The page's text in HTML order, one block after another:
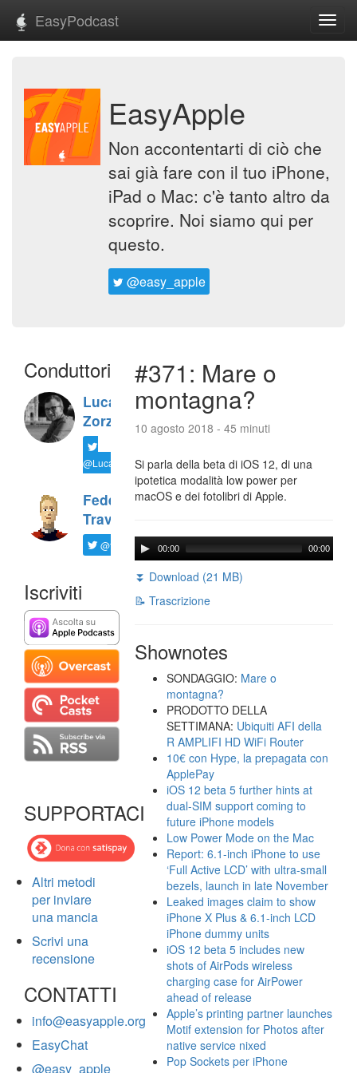
EasyPodcast
EasyApple
Non accontentarti di ciò che
sai già fare con il tuo iPhone,
iPad o Mac: c'è tanto altro da
scoprire. Noi siamo qui per
questo.
@easy_apple
Conduttori
Luca
Zorzi
@LucaTNT
Federico
Travaini
@ftrava
Iscriviti
SUPPORTACI
Altri metodi
per inviare
una mancia
Scrivi una
recensione
CONTATTI
info@easyapple.org
EasyChat
@easy_apple
#371: Mare o
montagna?
10 agosto 2018 - 45 minuti
Si parla della beta di iOS 12, di una
ipotetica modalità low power per
macOS e dei fotolibri di Apple.
00:00 00:00
⏬ Download (21 MB)
📝 Trascrizione
Shownotes
SONDAGGIO: Mare o
montagna?
PRODOTTO DELLA
SETTIMANA: Ubiquiti AFI della
R AMPLIFI HD WiFi Router
10€ con Hype, la prepagata con
ApplePay
iOS 12 beta 5 further hints at
dual-SIM support coming to
future iPhone models
Low Power Mode on the Mac
Report: 6.1-inch iPhone to use
‘Full Active LCD’ with ultra-small
bezels, launch in late November
Leaked images claim to show
iPhone X Plus & 6.1-inch LCD
iPhone dummy units
iOS 12 beta 5 includes new
shots of AirPods wireless
charging case for AirPower
ahead of release
Apple’s printing partner launches
Motif extension for Photos after
native service nixed
Pop Sockets per iPhone